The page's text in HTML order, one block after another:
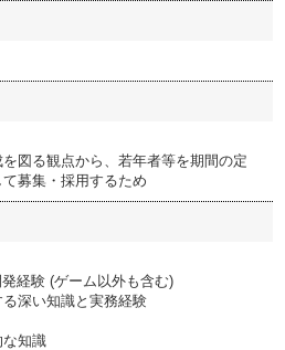
図る観点から、若年者等を期間の定
募集・採用するため
経験 (ゲーム以外も含む)
深い知識と実務経験
な知識